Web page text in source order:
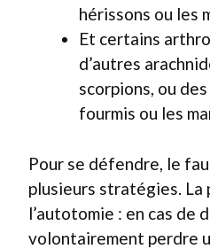
hérissons ou les
Et certains
d’autres
scorpions, ou
fourmis ou les
Pour se défendre, le
plusieurs stratégies. La
l’autotomie : en cas de
volontairement perdre